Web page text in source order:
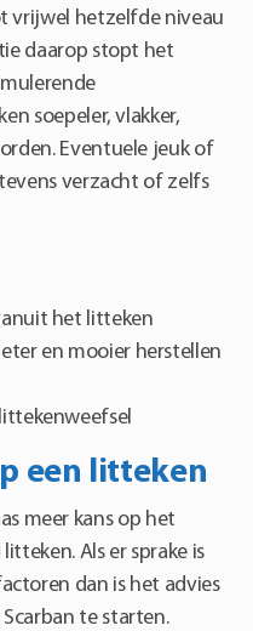
vrijwel hetzelfde niveau
daarop stopt het
soepeler, vlakker,
Eventuele jeuk of
verzacht of zelfs
het litteken
en mooier herstellen
een litteken
meer kans op het
Als er sprake is
dan is het advies
te starten.